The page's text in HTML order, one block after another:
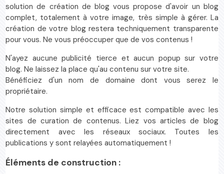
solution de création de blog vous propose d'avoir un blog
complet, totalement à votre image, très simple à gérer. La
création de votre blog restera techniquement transparente
pour vous. Ne vous préoccuper que de vos contenus !
N'ayez aucune publicité tierce et aucun popup sur votre
blog. Ne laissez la place qu'au contenu sur votre site.
Bénéficiez d'un nom de domaine dont vous serez le
propriétaire.
Notre solution simple et efficace est compatible avec les
sites de curation de contenus. Liez vos articles de blog
directement avec les réseaux sociaux. Toutes les
publications y sont relayées automatiquement !
Éléments de construction :